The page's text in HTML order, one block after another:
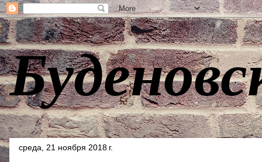
среда, 21 ноября 2018 г.